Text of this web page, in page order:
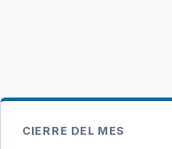
CIERRE DEL MES